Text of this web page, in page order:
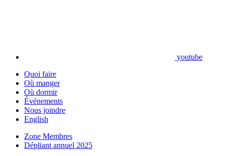
youtube
Quoi faire
Où manger
Où dormir
Événements
Nous joindre
English
Zone Membres
Dépliant annuel 2025